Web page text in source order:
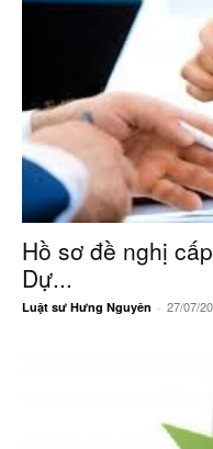
Hồ sơ đề nghị
Dự...
Luật sư Hưng Nguyên - 27/07/